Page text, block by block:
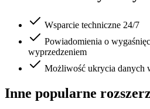
Wsparcie techniczne 24/7
Powiadomienia o
wyprzedzeniem
Możliwość ukrycia danych
Inne popularne